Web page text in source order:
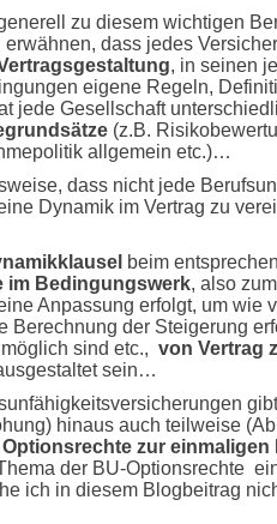
zu diesem wichtigen
erwähnen, dass jedes
, in seinen
eigene Regeln,
jede Gesellschaft
(z.B.
allgemein etc.)…
dass nicht jede
Dynamik im Vertrag zu
beim
im Bedingungswerk, also
Anpassung erfolgt, um wie
Berechnung der Steigerung
sind etc., von Vertrag
sein…
hinaus auch teilweise
Optionsrechte zur einmaligen
der BU-Optionsrechte
ich in diesem Blogbeitrag